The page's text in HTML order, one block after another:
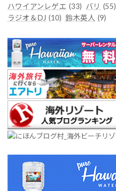
ハワイアンレゲエ (33) バリ (55)
ラジオ＆DJ (10) 鈴木英人 (9)